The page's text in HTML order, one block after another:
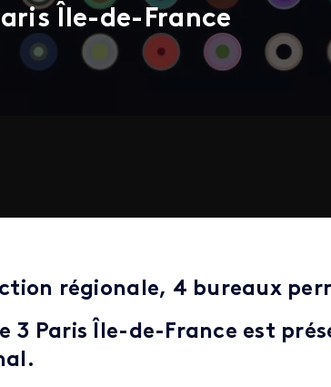
Île-de-France
régionale, 4 bureaux
3 Paris Île-de-France est